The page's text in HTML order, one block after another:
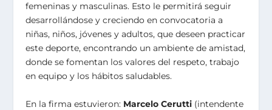
femeninas y masculinas. Esto le permitirá seguir
desarrollándose y creciendo en convocatoria a
niñas, niños, jóvenes y adultos, que deseen practicar
este deporte, encontrando un ambiente de amistad,
donde se fomentan los valores del respeto, trabajo
en equipo y los hábitos saludables.
En la firma estuvieron: Marcelo Cerutti (intendente